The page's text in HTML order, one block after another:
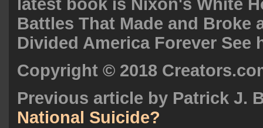
latest book is Nixon's White
Battles That Made and Broke
Divided America Forever See
Copyright © 2018
Previous article by Patrick J.
National Suicide?